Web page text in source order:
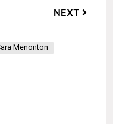
NEXT
Menonton